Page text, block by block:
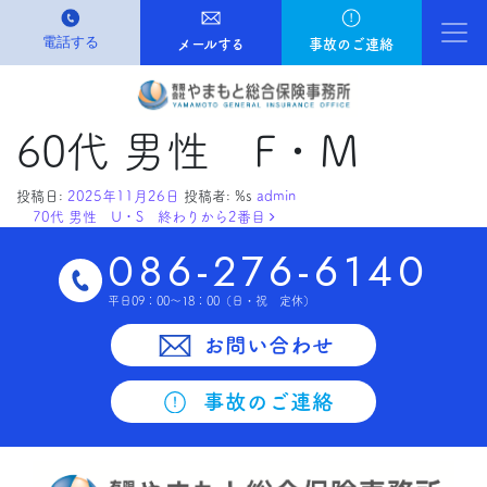
電話する メールする 事故のご連絡
60代 男性 F・M
投稿日: 2025年11月26日 投稿者: %s admin
投稿ナビゲーション
70代 男性 U・S 終わりから2番目
086-276-6140
平日09：00～18：00（日・祝 定休）
お問い合わせ
事故のご連絡